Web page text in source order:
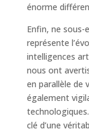
énorme
Enfin, ne sous-
représente
intelligences
nous ont
en parallèle de
également
clé d’une